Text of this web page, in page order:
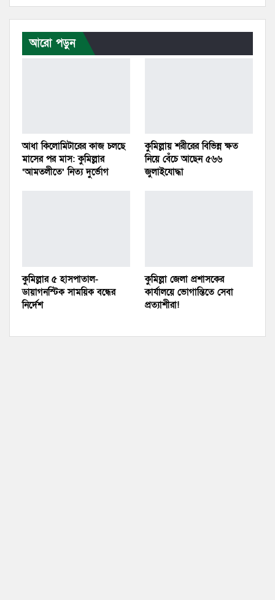
আরো পড়ুন
আধা কিলোমিটারের কাজ চলছে
মাসের পর মাস: কুমিল্লার
‘আমতলীতে’ নিত্য দুর্ভোগ
কুমিল্লায় শরীরের বিভিন্ন ক্ষত
নিয়ে বেঁচে আছেন ৫৬৬
জুলাইযোদ্ধা
কুমিল্লার ৫ হাসপাতাল-
ডায়াগনস্টিক সাময়িক বন্ধের
নির্দেশ
কুমিল্লা জেলা প্রশাসকের
কার্যালয়ে ভোগান্তিতে সেবা
প্রত্যাশীরা!